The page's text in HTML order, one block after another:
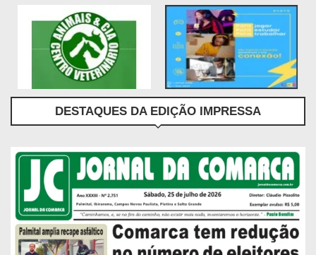
DESTAQUES DA EDIÇÃO IMPRESSA